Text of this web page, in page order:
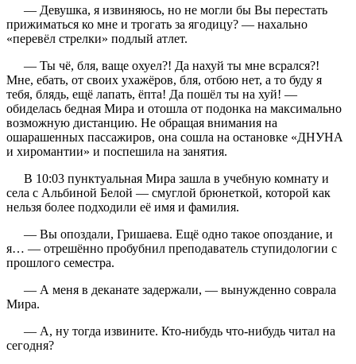
— Девушка, я извиняюсь, но не могли бы Вы перестать
прижиматься ко мне и трогать за ягодицу? — нахально
«перевёл стрелки» подлый атлет.
— Ты чё, бля, ваще охуел?! Да нахуй ты мне всрался?!
Мне, ебать, от своих ухажёров, бля, отбою нет, а то буду я
тебя, блядь, ещё лапать, ёпта! Да пошёл ты на хуй! —
обиделась бедная Мира и отошла от подонка на максимально
возможную дистанцию. Не обращая внимания на
ошарашенных пассажиров, она сошла на остановке «ДНУНА
и хиромантии» и поспешила на занятия.
В 10:03 пунктуальная Мира зашла в учебную комнату и
села с Альбиной Белой — смуглой брюнеткой, которой как
нельзя более подходили её имя и фамилия.
— Вы опоздали, Гришаева. Ещё одно такое опоздание, и
я… — отрешённо пробубнил преподаватель ступидологии с
прошлого семестра.
— А меня в деканате задержали, — вынужденно соврала
Мира.
— А, ну тогда извините. Кто-нибудь что-нибудь читал на
сегодня?